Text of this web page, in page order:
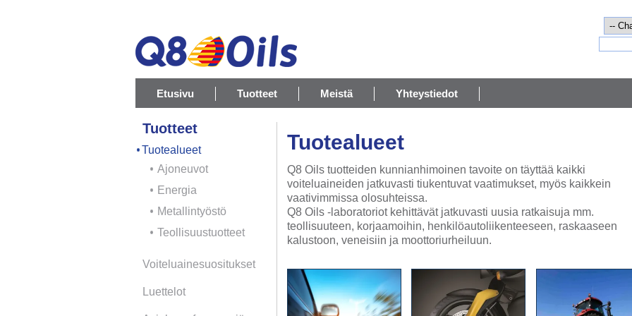
Etusivu Tuotteet Meistä Yhteystiedot
Tuotteet
Tuotealueet
Ajoneuvot
Energia
Metallintyöstö
Teollisuustuotteet
Voiteluainesuositukset
Luettelot
Tuotealueet
Q8 Oils tuotteiden kunnianhimoinen tavoite on täyttää kaikki
voiteluaineiden jatkuvasti tiukentuvat vaatimukset, myös kaikkein
vaativimmissa olosuhteissa.
Q8 Oils -laboratoriot kehittävät jatkuvasti uusia ratkaisuja mm.
teollisuuteen, korjaamoihin, henkilöautoliikenteeseen, raskaaseen
kalustoon, veneisiin ja moottoriurheiluun.